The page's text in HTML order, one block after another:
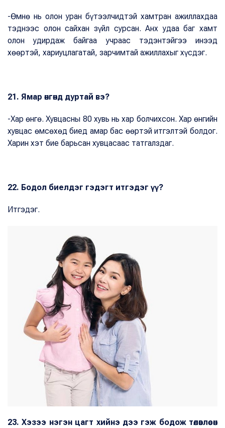
-Өмнө нь олон уран бүтээлчидтэй хамтран ажиллахдаа
тэднээс олон сайхан зүйл сурсан. Анх удаа баг хамт
олон удирдаж байгаа учраас тэдэнтэйгээ инээд
хөөртэй, хариуцлагатай, зарчимтай ажиллахыг хүсдэг.
21. Ямар өнгөнд дуртай вэ?
-Хар өнгө. Хувцасны 80 хувь нь хар болчихсон. Хар өнгийн
хувцас өмсөхөд биед амар бас өөртэй итгэлтэй болдог.
Харин хэт бие барьсан хувцасаас татгалздаг.
22. Бодол биелдэг гэдэгт итгэдэг үү?
Итгэдэг.
23. Хэзээ нэгэн цагт хийнэ дээ гэж бодож төлөвлөсөн